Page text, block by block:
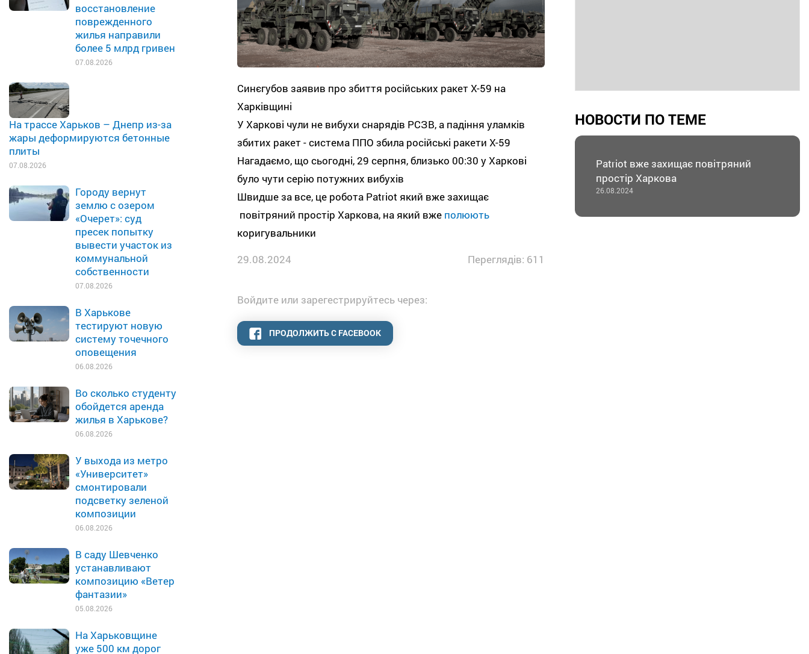
восстановление
поврежденного
жилья направили
более 5 млрд гривен
07.08.2026
На трассе Харьков – Днепр из-за
жары деформируются бетонные
плиты
07.08.2026
Городу вернут
землю с озером
«Очерет»: суд
пресек попытку
вывести участок из
коммунальной
собственности
07.08.2026
В Харькове
тестируют новую
систему точечного
оповещения
06.08.2026
Во сколько студенту
обойдется аренда
жилья в Харькове?
06.08.2026
У выхода из метро
«Университет»
смонтировали
подсветку зеленой
композиции
06.08.2026
В саду Шевченко
устанавливают
композицию «Ветер
фантазии»
05.08.2026
На Харьковщине
уже 500 км дорог
Синєгубов заявив про збиття російських ракет Х-59 на
Харківщині
У Харкові чули не вибухи снарядів РСЗВ, а падіння уламків
збитих ракет - система ППО збила російські ракети Х-59
Нагадаємо, що сьогодні, 29 серпня, близько 00:30 у Харкові
було чути серію потужних вибухів
Швидше за все, це робота Patriot який вже захищає
повітряний простір Харкова, на який вже полюють
коригувальники
29.08.2024
Переглядів: 611
Войдите или зарегестрируйтесь через:
ПРОДОЛЖИТЬ С FACEBOOK
НОВОСТИ ПО ТЕМЕ
Patriot вже захищає повітряний
простір Харкова
26.08.2024